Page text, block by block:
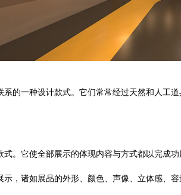
的一种设计款式。它们常常经过天然和人
。它使全部展示的体现内容与方式都以完成
，诸如展品的外形、颜色、声像、立体感、